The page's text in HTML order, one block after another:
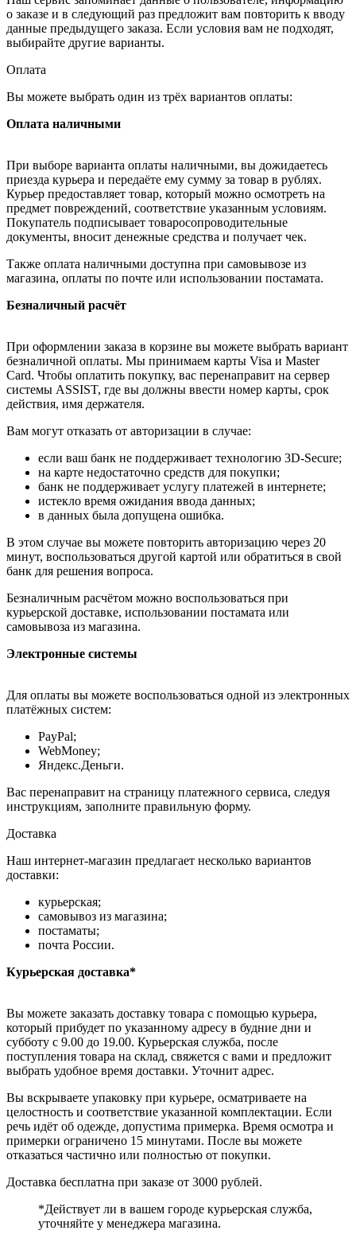
о заказе и в следующий раз предложит вам повторить к вводу
данные предыдущего заказа. Если условия вам не подходят,
выбирайте другие варианты.
Оплата
Вы можете выбрать один из трёх вариантов оплаты:
Оплата наличными
При выборе варианта оплаты наличными, вы дожидаетесь
приезда курьера и передаёте ему сумму за товар в рублях.
Курьер предоставляет товар, который можно осмотреть на
предмет повреждений, соответствие указанным условиям.
Покупатель подписывает товаросопроводительные
документы, вносит денежные средства и получает чек.
Также оплата наличными доступна при самовывозе из
магазина, оплаты по почте или использовании постамата.
Безналичный расчёт
При оформлении заказа в корзине вы можете выбрать вариант
безналичной оплаты. Мы принимаем карты Visa и Master
Card. Чтобы оплатить покупку, вас перенаправит на сервер
системы ASSIST, где вы должны ввести номер карты, срок
действия, имя держателя.
Вам могут отказать от авторизации в случае:
если ваш банк не поддерживает технологию 3D-Secure;
на карте недостаточно средств для покупки;
банк не поддерживает услугу платежей в интернете;
истекло время ожидания ввода данных;
в данных была допущена ошибка.
В этом случае вы можете повторить авторизацию через 20
минут, воспользоваться другой картой или обратиться в свой
банк для решения вопроса.
Безналичным расчётом можно воспользоваться при
курьерской доставке, использовании постамата или
самовывоза из магазина.
Электронные системы
Для оплаты вы можете воспользоваться одной из электронных
платёжных систем:
PayPal;
WebMoney;
Яндекс.Деньги.
Вас перенаправит на страницу платежного сервиса, следуя
инструкциям, заполните правильную форму.
Доставка
Наш интернет-магазин предлагает несколько вариантов
доставки:
курьерская;
самовывоз из магазина;
постаматы;
почта России.
Курьерская доставка*
Вы можете заказать доставку товара с помощью курьера,
который прибудет по указанному адресу в будние дни и
субботу с 9.00 до 19.00. Курьерская служба, после
поступления товара на склад, свяжется с вами и предложит
выбрать удобное время доставки. Уточнит адрес.
Вы вскрываете упаковку при курьере, осматриваете на
целостность и соответствие указанной комплектации. Если
речь идёт об одежде, допустима примерка. Время осмотра и
примерки ограничено 15 минутами. После вы можете
отказаться частично или полностью от покупки.
Доставка бесплатна при заказе от 3000 рублей.
*Действует ли в вашем городе курьерская служба,
уточняйте у менеджера магазина.